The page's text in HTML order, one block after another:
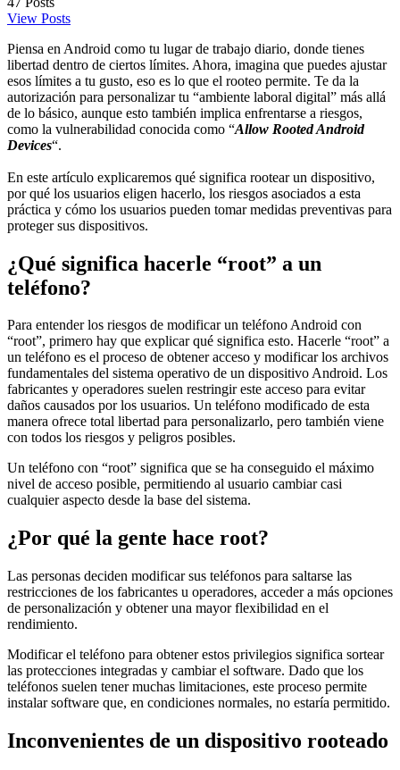
View Posts
Piensa en Android como tu lugar de trabajo diario, donde tienes
libertad dentro de ciertos límites. Ahora, imagina que puedes ajustar
esos límites a tu gusto, eso es lo que el rooteo permite. Te da la
autorización para personalizar tu “ambiente laboral digital” más allá
de lo básico, aunque esto también implica enfrentarse a riesgos,
como la vulnerabilidad conocida como “Allow Rooted Android
Devices“.
En este artículo explicaremos qué significa rootear un dispositivo,
por qué los usuarios eligen hacerlo, los riesgos asociados a esta
práctica y cómo los usuarios pueden tomar medidas preventivas para
proteger sus dispositivos.
¿Qué significa hacerle “root” a un
teléfono?
Para entender los riesgos de modificar un teléfono Android con
“root”, primero hay que explicar qué significa esto. Hacerle “root” a
un teléfono es el proceso de obtener acceso y modificar los archivos
fundamentales del sistema operativo de un dispositivo Android. Los
fabricantes y operadores suelen restringir este acceso para evitar
daños causados por los usuarios. Un teléfono modificado de esta
manera ofrece total libertad para personalizarlo, pero también viene
con todos los riesgos y peligros posibles.
Un teléfono con “root” significa que se ha conseguido el máximo
nivel de acceso posible, permitiendo al usuario cambiar casi
cualquier aspecto desde la base del sistema.
¿Por qué la gente hace root?
Las personas deciden modificar sus teléfonos para saltarse las
restricciones de los fabricantes u operadores, acceder a más opciones
de personalización y obtener una mayor flexibilidad en el
rendimiento.
Modificar el teléfono para obtener estos privilegios significa sortear
las protecciones integradas y cambiar el software. Dado que los
teléfonos suelen tener muchas limitaciones, este proceso permite
instalar software que, en condiciones normales, no estaría permitido.
Inconvenientes de un dispositivo rooteado